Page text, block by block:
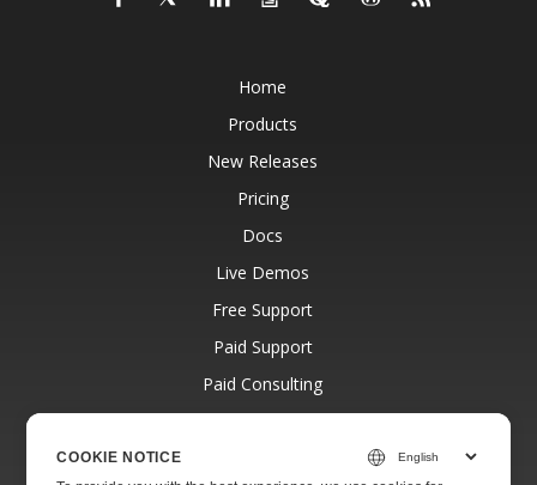
Home
Products
New Releases
Pricing
Docs
Live Demos
Free Support
Paid Support
Paid Consulting
Blog
COOKIE NOTICE